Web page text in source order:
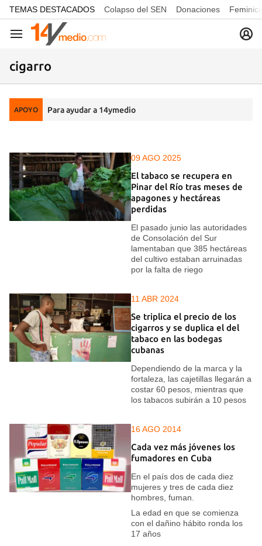
common.go-to-content
TEMAS DESTACADOS Colapso del SEN Donaciones
Navegación
cigarro
APOYO Para ayudar a 14ymedio
09 AGO 2025
El tabaco se recupera en
Pinar del Río tras meses de
apagones y hectáreas
perdidas
El pasado junio las autoridades
de Consolación del Sur
lamentaban que 385 hectáreas
del cultivo estaban arruinadas
por la falta de riego
11 ABR 2024
Se triplica el precio de los
cigarros y se duplica el del
tabaco en las bodegas
cubanas
Dependiendo de la marca y la
fortaleza, las cajetillas llegarán a
costar 60 pesos, mientras que
los tabacos subirán a 10 pesos
16 AGO 2014
Cada vez más jóvenes los
fumadores en Cuba
En el país dos de cada diez
mujeres y tres de cada diez
hombres, fuman.
La edad en que se comienza
con el dañino hábito ronda los
17 años